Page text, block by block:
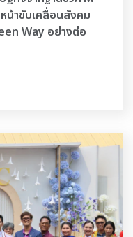
น้าขับเคลื่อนสังคม
Way อย่างต่อ